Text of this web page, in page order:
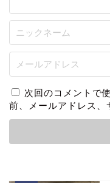
次回のコメントで
前、メールアドレス、